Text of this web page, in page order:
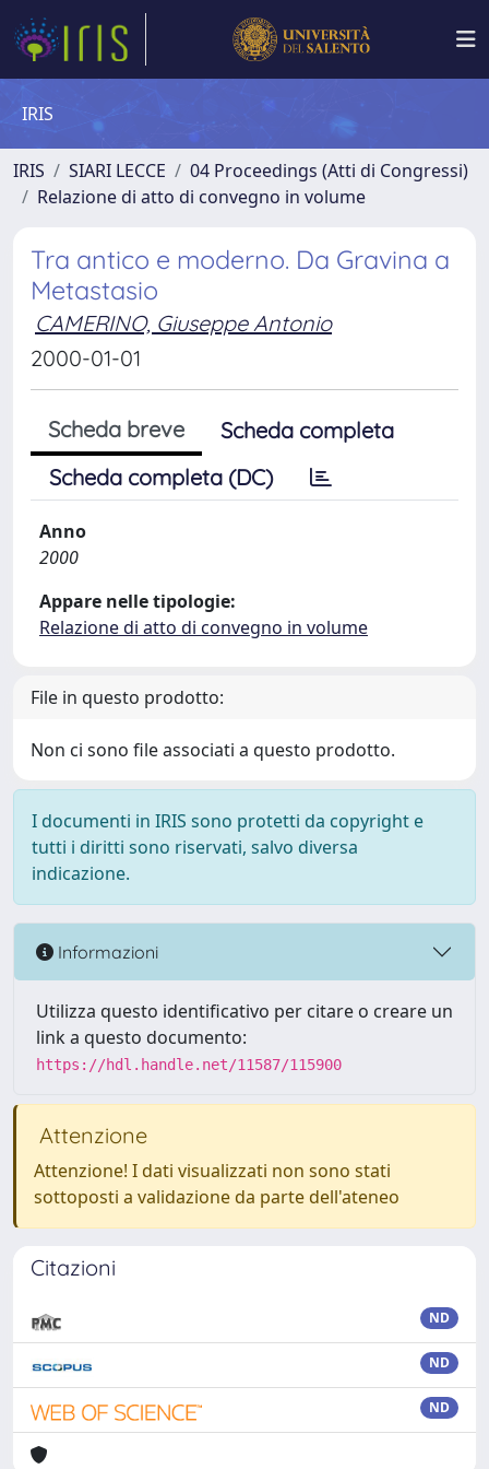
IRIS
IRIS SIARI LECCE
04 Proceedings (Atti di Congressi)
Relazione di atto di convegno in volume
Tra antico e moderno. Da Gravina a
Metastasio
CAMERINO, Giuseppe Antonio
2000-01-01
Scheda breve
Scheda completa
Scheda completa (DC)
Anno
2000
Appare nelle tipologie:
Relazione di atto di convegno in volume
File in questo prodotto:
Non ci sono file associati a questo prodotto.
I documenti in IRIS sono protetti da copyright e
tutti i diritti sono riservati, salvo diversa
indicazione.
Informazioni
Utilizza questo identificativo per citare o creare un
link a questo documento:
https://hdl.handle.net/11587/115900
Attenzione
Attenzione! I dati visualizzati non sono stati
sottoposti a validazione da parte dell'ateneo
Citazioni
ND
ND
ND